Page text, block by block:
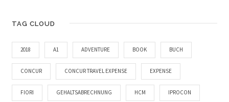
TAG CLOUD
2018 A1 ADVENTURE BOOK BUCH
CONCUR CONCUR TRAVEL EXPENSE EXPENSE
FIORI GEHALTSABRECHNUNG HCM IPROCON